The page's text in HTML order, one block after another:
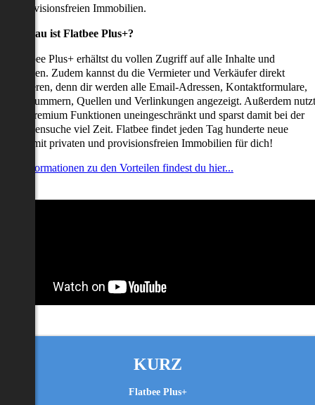
provisionsfreien Immobilien.
genau ist Flatbee Plus+?
Flatbee Plus+ erhältst du vollen Zugriff auf alle Inhalte und
Zudem kannst du die Vermieter und Verkäufer direkt
denn dir werden alle Email-Adressen, Kontaktformulare,
Quellen und Verlinkungen angezeigt. Außerdem nutzt
alle Premium Funktionen uneingeschränkt und sparst damit bei der
viel Zeit. Flatbee findet jeden Tag hunderte neue
mit privaten und provisionsfreien Immobilien für dich!
Informationen zu den Vorteilen findest du hier...
KURZ
Flatbee Plus+